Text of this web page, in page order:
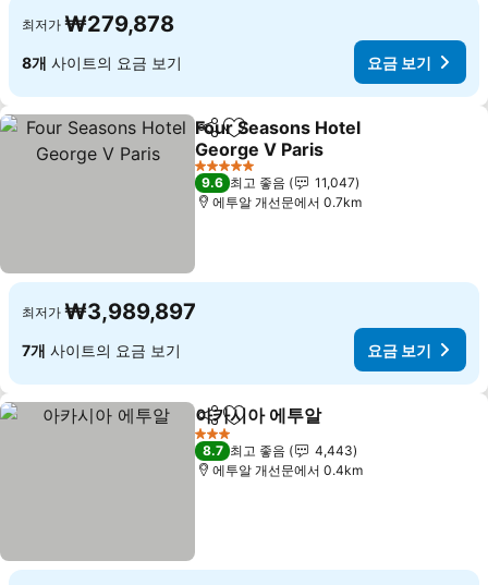
최저가 ₩279,878
8개 사이트의 요금 보기 요금 보기
공유 즐겨찾기에 추가
Four Seasons Hotel
George V Paris
요금 보기
5 성급
9.6 최고 좋음
11,047
에투알 개선문에서 0.7km
최저가 ₩3,989,897
7개 사이트의 요금 보기 요금 보기
공유 즐겨찾기에 추가
아카시아 에투알
3 성급
8.7 최고 좋음
4,443
에투알 개선문에서 0.4km